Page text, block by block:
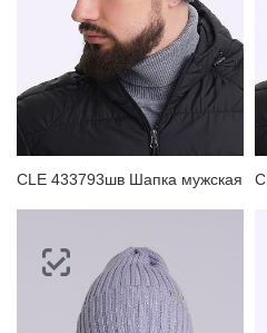
CLE 433793шв Шапка мужская